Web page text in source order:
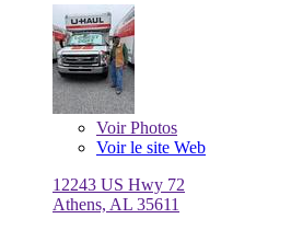
VoirPhotos
Voir le site Web
12243 US Hwy 72
Athens, AL 35611